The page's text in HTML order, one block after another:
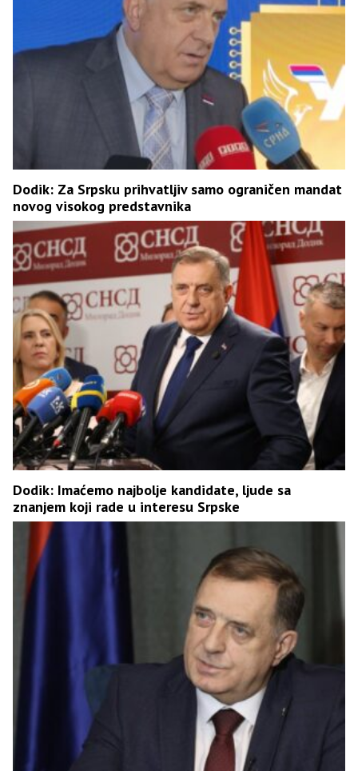
Dodik: Za Srpsku prihvatljiv samo ograničen mandat
novog visokog predstavnika
Dodik: Imaćemo najbolje kandidate, ljude sa
znanjem koji rade u interesu Srpske